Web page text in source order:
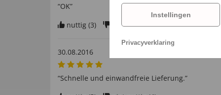
“OK”
nuttig (3) niet nuttig (2)
30.08.2016
“Schnelle und einwandfreie Lieferung.”
Instellingen
Privacyverklaring